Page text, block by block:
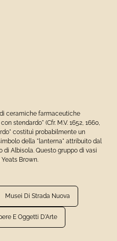
ceramiche farmaceutiche
stendardo" (Cfr. M.V. 1652, 1660,
costituì probabilmente un
della "lanterna" attribuito dal
di Albisola. Questo gruppo di vasi
Brown.
Musei Di Strada Nuova
E Oggetti D'Arte